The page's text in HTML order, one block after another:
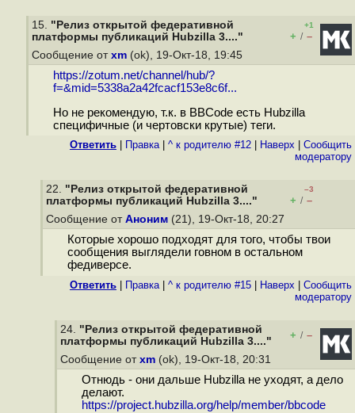
15. "Релиз открытой федеративной
платформы публикаций Hubzilla 3...."
+1
+ / –
Сообщение от xm (ok), 19-Окт-18, 19:45
https://zotum.net/channel/hub/?
f=&mid=5338a2a42fcacf153e8c6f...
Но не рекомендую, т.к. в BBCode есть Hubzilla
специфичные (и чертовски крутые) теги.
Ответить Правка| ^ к родителю #12 Наверх
Cообщить
модератору
22. "Релиз открытой федеративной
платформы публикаций Hubzilla 3...."
–3
+ / –
Сообщение от Аноним (21), 19-Окт-18, 20:27
Которые хорошо подходят для того, чтобы твои
сообщения выглядели говном в остальном
федиверсе.
Ответить Правка| ^ к родителю #15 Наверх
Cообщить
модератору
24. "Релиз открытой федеративной
платформы публикаций Hubzilla 3...."
+ / –
Сообщение от xm (ok), 19-Окт-18, 20:31
Отнюдь - они дальше Hubzilla не уходят, а дело
делают.
https://project.hubzilla.org/help/member/bbcode